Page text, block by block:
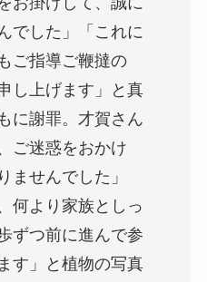
でした」「これに
ご指導ご鞭撻の
し上げます」と真
に謝罪。才賀さん
ご迷惑をおかけ
ませんでした」
何より家族としっ
ずつ前に進んで参
す」と植物の写真